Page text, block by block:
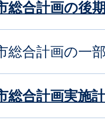
総合計画の後
総合計画の一
総合計画実施